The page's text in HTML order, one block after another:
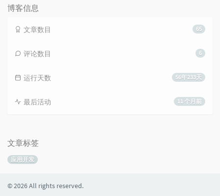
博客信息
65
文章数目
6
评论数目
56年233天
运行天数
11 个月前
最后活动
文章标签
应用开发
© 2026 All rights reserved.